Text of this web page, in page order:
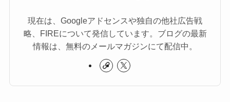
現在は、Googleアドセンスや独自の他社広告戦
略、FIREについて発信しています。ブログの最新
情報は、無料のメールマガジンにて配信中。